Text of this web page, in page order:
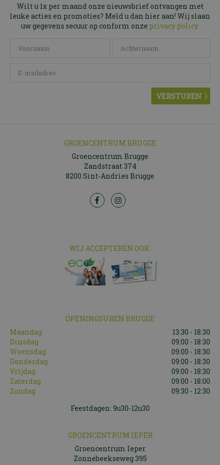
Wilt u 1x per maand onze nieuwsbrief ontvangen met
leuke acties en promoties? Meld u dan hier aan! Wij slaan
uw gegevens secuur op conform onze privacy policy.
GROENCENTRUM BRUGGE
Groencentrum Brugge
Zandstraat 374
8200 Sint-Andries Brugge
WIJ ACCEPTEREN OOK:
OPENINGSUREN BRUGGE
Maandag
13:30 - 18:30
Dinsdag
09:00 - 18:30
Woensdag
09:00 - 18:30
Donderdag
09:00 - 18:30
Vrijdag
09:00 - 18:30
Zaterdag
09:00 - 18:00
Zondag
09:30 - 12:30
Feestdagen: 9u30-12u30
GROENCENTRUM IEPER
Groencentrum Ieper
Zonnebeekseweg 395